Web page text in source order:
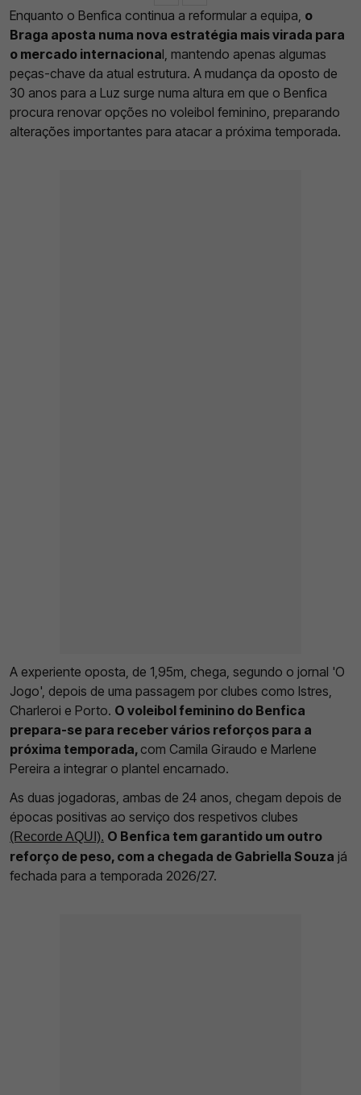
Enquanto o Benfica continua a reformular a equipa, o
Braga aposta numa nova estratégia mais virada para
o mercado internacional, mantendo apenas algumas
peças-chave da atual estrutura. A mudança da oposto de
30 anos para a Luz surge numa altura em que o Benfica
procura renovar opções no voleibol feminino, preparando
alterações importantes para atacar a próxima temporada.
A experiente oposta, de 1,95m, chega, segundo o jornal 'O
Jogo', depois de uma passagem por clubes como Istres,
Charleroi e Porto. O voleibol feminino do Benfica
prepara-se para receber vários reforços para a
próxima temporada, com Camila Giraudo e Marlene
Pereira a integrar o plantel encarnado.
As duas jogadoras, ambas de 24 anos, chegam depois de
épocas positivas ao serviço dos respetivos clubes
(Recorde AQUI). O Benfica tem garantido um outro
reforço de peso, com a chegada de Gabriella Souza já
fechada para a temporada 2026/27.